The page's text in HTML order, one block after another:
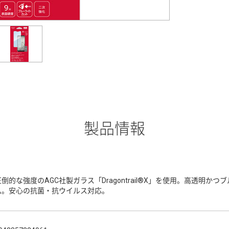
製品情報
倒的な強度のAGC社製ガラス「Dragontrail®X」を使用。高透明かつ
安心の抗菌・抗ウイルス対応。